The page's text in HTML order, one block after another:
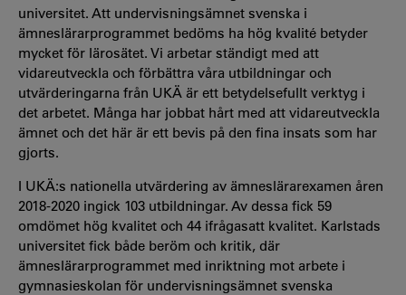
universitet. Att undervisningsämnet svenska i
ämneslärarprogrammet bedöms ha hög kvalité betyder
mycket för lärosätet. Vi arbetar ständigt med att
vidareutveckla och förbättra våra utbildningar och
utvärderingarna från UKÄ är ett betydelsefullt verktyg i
det arbetet. Många har jobbat hårt med att vidareutveckla
ämnet och det här är ett bevis på den fina insats som har
gjorts.
I UKÄ:s nationella utvärdering av ämneslärarexamen åren
2018-2020 ingick 103 utbildningar. Av dessa fick 59
omdömet hög kvalitet och 44 ifrågasatt kvalitet. Karlstads
universitet fick både beröm och kritik, där
ämneslärarprogrammet med inriktning mot arbete i
gymnasieskolan för undervisningsämnet svenska